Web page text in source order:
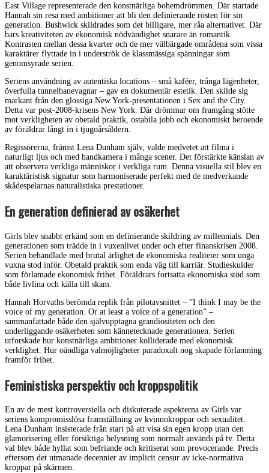
East Village representerade den konstnärliga bohemdrömmen. Där startade
Hannah sin resa med ambitioner att bli den definierande rösten för sin
generation. Bushwick skildrades som det billigare, mer råa alternativet. Där
bars kreativiteten av ekonomisk nödvändighet snarare än romantik.
Kontrasten mellan dessa kvarter och de mer välbärgade områdena som vissa
karaktärer flyttade in i underströk de klassmässiga spänningar som
genomsyrade serien.
Seriens användning av autentiska locations – små kaféer, trånga lägenheter,
överfulla tunnelbanevagnar – gav en dokumentär estetik. Den skilde sig
markant från den glossiga New York-presentationen i Sex and the City.
Detta var post-2008-krisens New York. Där drömmar om framgång stötte
mot verkligheten av obetald praktik, ostabila jobb och ekonomiskt beroende
av föräldrar långt in i tjugoårsåldern.
Regissörerna, främst Lena Dunham själv, valde medvetet att filma i
naturligt ljus och med handkamera i många scener. Det förstärkte känslan av
att observera verkliga människor i verkliga rum. Denna visuella stil blev en
karaktäristisk signatur som harmoniserade perfekt med de medverkande
skådespelarnas naturalistiska prestationer.
En generation definierad av osäkerhet
Girls blev snabbt erkänd som en definierande skildring av millennials. Den
generationen som trädde in i vuxenlivet under och efter finanskrisen 2008.
Serien behandlade med brutal ärlighet de ekonomiska realiteter som unga
vuxna stod inför. Obetald praktik som enda väg till karriär. Studieskulder
som förlamade ekonomisk frihet. Föräldrars fortsatta ekonomiska stöd som
både livlina och källa till skam.
Hannah Horvaths berömda replik från pilotavsnittet – ”I think I may be the
voice of my generation. Or at least a voice of a generation” –
sammanfattade både den självupptagna grandiositeten och den
underliggande osäkerheten som kännetecknade generationen. Serien
utforskade hur konstnärliga ambitioner kolliderade med ekonomisk
verklighet. Hur oändliga valmöjligheter paradoxalt nog skapade förlamning
framför frihet.
Feministiska perspektiv och kroppspolitik
En av de mest kontroversiella och diskuterade aspekterna av Girls var
seriens kompromisslösa framställning av kvinnokroppar och sexualitet.
Lena Dunham insisterade från start på att visa sin egen kropp utan den
glamorisering eller försiktiga belysning som normalt används på tv. Detta
val blev både hyllat som befriande och kritiserat som provocerande. Precis
eftersom det utmanade decennier av implicit censur av icke-normativa
kroppar på skärmen.